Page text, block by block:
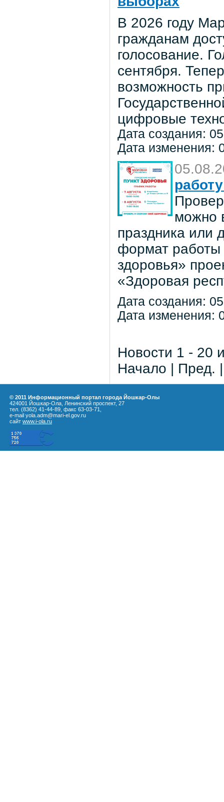
В 2026 году
гражданам
голосование.
сентября.
возможность
цифровые
Дата создания:
Дата изменения:
можно
праздника или
формат работы
здоровья»
«Здоровая
Дата создания:
Дата изменения:
Новости 1 - 20
Начало | Пред.
© 2011 Информационный портал города Йошкар-Олы
424001 Йошкар-Ола, Ленинский проспект, 27
тел. (8362) 41-44-89, факс 63-03-71,
e-mail yola.adm@mari-el.gov.ru
сайт www.i-ola.ru